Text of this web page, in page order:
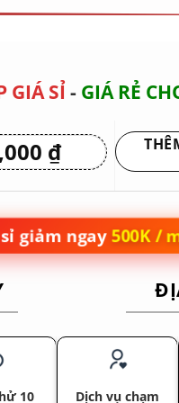
GIÁ SỈ- GIÁ RẺ
₫Giá
tại
5,950,000 ₫.
giảm ngay 500K /
10
Dịch vụ chạm